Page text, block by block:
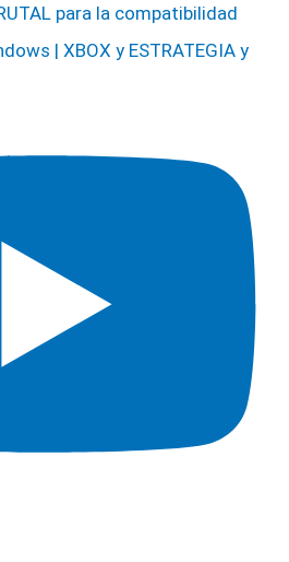
para la compatibilidad
| XBOX y ESTRATEGIA y